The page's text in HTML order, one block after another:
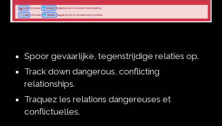
Spoor gevaarlijke, tegenstrijdige relaties op.
Track down dangerous, conflicting
relationships.
Traquez les relations dangereuses et
conflictuelles.